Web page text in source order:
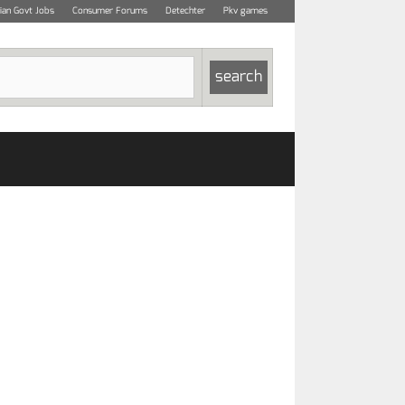
Govt Jobs Consumer Forums Detechter Pkv games